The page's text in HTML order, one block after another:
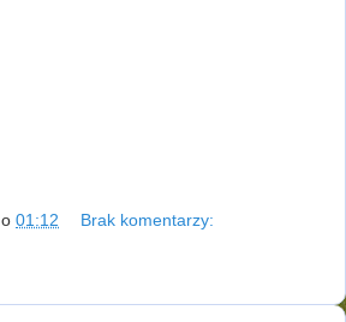
o 01:12 Brak komentarzy: